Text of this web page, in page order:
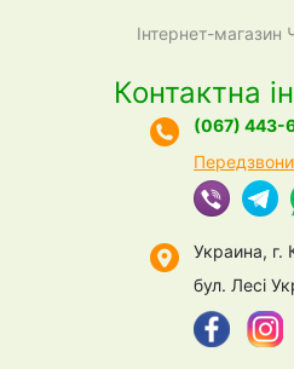
Інтернет-
Контактна
(067) 443-
Украина, г.
бул. Лесі